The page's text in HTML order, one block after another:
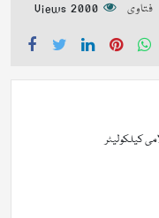
فتاوی
2000 Views
کیلکولیٹر